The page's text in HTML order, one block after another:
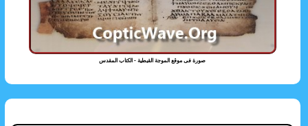
صورة فى موقع الموجة القبطية - الكتاب المقدس